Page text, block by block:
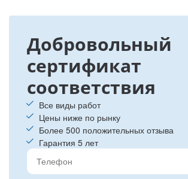
Добровольный
сертификат
соответствия
Все виды работ
Цены ниже по рынку
Более 500 положительных отзыва
Гарантия 5 лет